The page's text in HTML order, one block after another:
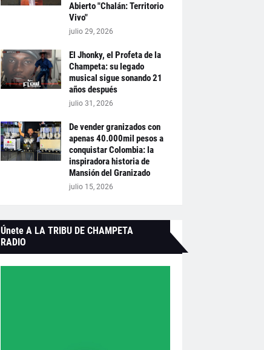
Abierto "Chalán: Territorio
Vivo"
julio 29, 2026
El Jhonky, el Profeta de la
Champeta: su legado
musical sigue sonando 21
años después
julio 31, 2026
De vender granizados con
apenas 40.000mil pesos a
conquistar Colombia: la
inspiradora historia de
Mansión del Granizado
julio 15, 2026
Únete A LA TRIBU DE CHAMPETA
RADIO